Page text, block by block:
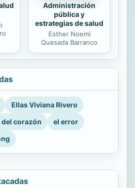
Administración
pública y
estrategias de salud
Esther Noemí
Quesada Barranco
Ellas Viviana Rivero
corazón
el error